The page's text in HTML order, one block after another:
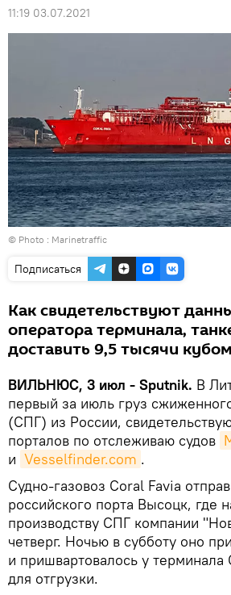
11:19 03.07.2021
© Photo : Marinetraffic
Подписаться
Как свидетельствуют
оператора терминала,
доставить 9,5 тысячи
ВИЛЬНЮС, 3 июл - Sputnik. В
первый за июль груз
(СПГ) из России,
порталов по отслеживаю судов
и Vesselfinder.com .
Судно-газовоз Coral Favia
российского порта Высоцк, где
производству СПГ компании
четверг. Ночью в субботу оно
и пришвартовалось у
для отгрузки.